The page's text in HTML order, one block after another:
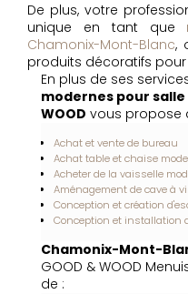
De plus, votre
unique en tant que
Chamonix-Mont-Blanc,
produits décoratifs
En plus de ses
modernes pour salle
WOOD vous propose
Achat et vente de bureau
Achat table et chaise
Acheter de la vaisselle
Aménagement de cave à
Conception et création
Conception et installation
Chamonix-Mont-
GOOD & WOOD
de :